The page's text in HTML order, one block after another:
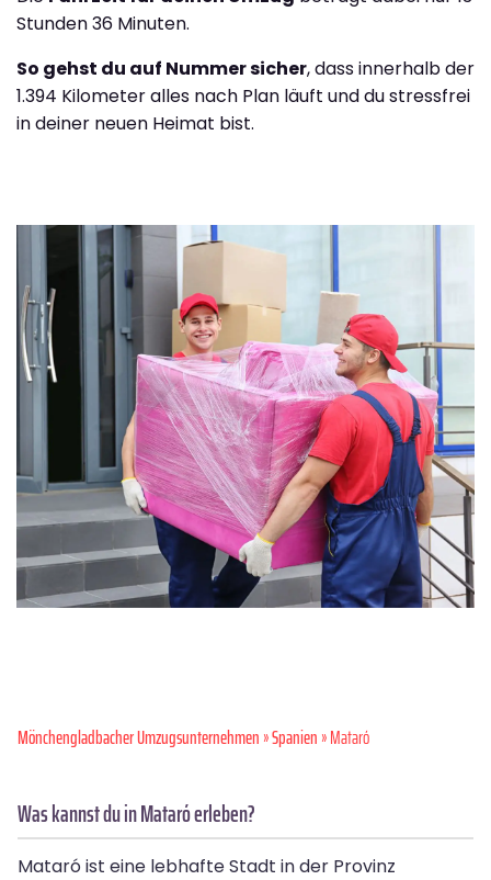
Stunden 36 Minuten.
So gehst du auf Nummer sicher, dass innerhalb der
1.394 Kilometer alles nach Plan läuft und du stressfrei
in deiner neuen Heimat bist.
Mönchen­gladbacher Umzugsunternehmen»Spanien» Mataró
Was kannst du in Mataró erleben?
Mataró ist eine lebhafte Stadt in der Provinz